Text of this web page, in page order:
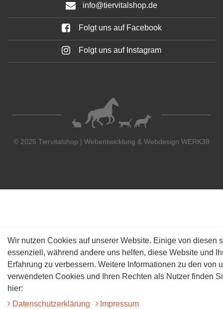
info@tiervitalshop.de
Folgt uns auf Facebook
Folgt uns auf Instagram
© 2025 Tiervitalshop | Webentwicklung & Webdesign WERK38
Wir nutzen Cookies auf unserer Website. Einige von diesen
essenziell, während andere uns helfen, diese Website und
Erfahrung zu verbessern. Weitere Informationen zu den von
verwendeten Cookies und Ihren Rechten als Nutzer finden
hier:
Daten­schutz­erklärung
Impressum